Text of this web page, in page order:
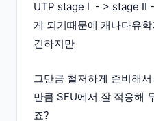
UTP stage I - > stage II
게 되기때문에 캐나다유
긴하지만
그만큼 철저하게 준비해
만큼 SFU에서 잘 적응해
죠?